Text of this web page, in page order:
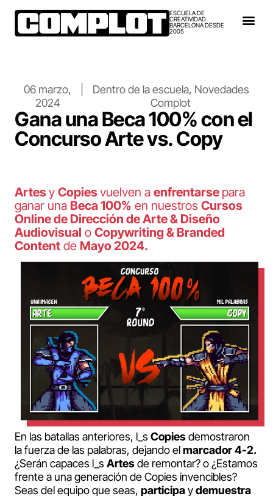
ESCUELA DE
CREATIVIDAD
BARCELONA DESDE
2005
06 marzo,
2024
Dentro de la escuela, Novedades
Complot
Gana una Beca 100% con el
Concurso Arte vs. Copy
Artesy Copiesvuelven a enfrentarse para
ganar una Beca 100% en nuestros Cursos
Online de Dirección de Arte & Diseño
Audiovisual o Copywriting & Branded
Content de Mayo 2024.
En las batallas anteriores, l_s Copiesdemostraron
la fuerza de las palabras, dejando elmarcador 4-2.
¿Serán capaces l_s Artesde remontar? o ¿Estamos
frente a una generación de Copies invencibles?
Seas del equipo que seas, participaydemuestra